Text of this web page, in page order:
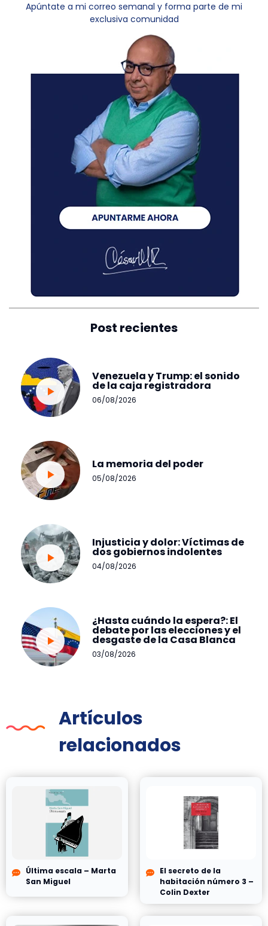
Apúntate a mi correo semanal y forma parte de mi
exclusiva comunidad
Post recientes
Venezuela y Trump: el sonido
de la caja registradora
06/08/2026
La memoria del poder
05/08/2026
Injusticia y dolor: Víctimas de
dos gobiernos indolentes
04/08/2026
¿Hasta cuándo la espera?: El
debate por las elecciones y el
desgaste de la Casa Blanca
03/08/2026
Artículos
relacionados
Última escala – Marta
San Miguel
El secreto de la
habitación número 3 –
Colin Dexter